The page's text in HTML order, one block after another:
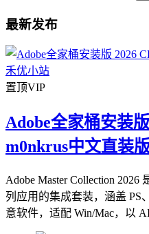
最新发布
置顶VIP
Adobe全家桶安装
m0nkrus中文直装
Adobe Master Collection 2026
列应用的集成套装，涵盖 PS
意软件，适配 Win/Mac，以